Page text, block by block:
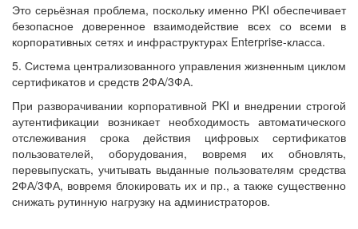
Это серьёзная проблема, поскольку именно PKI обеспечивает
безопасное доверенное взаимодействие всех со всеми в
корпоративных сетях и инфраструктурах Enterprise-класса.
5. Система централизованного управления жизненным циклом
сертификатов и средств 2ФА/3ФА.
При разворачивании корпоративной PKI и внедрении строгой
аутентификации возникает необходимость автоматического
отслеживания срока действия цифровых сертификатов
пользователей, оборудования, вовремя их обновлять,
перевыпускать, учитывать выданные пользователям средства
2ФА/3ФА, вовремя блокировать их и пр., а также существенно
снижать рутинную нагрузку на администраторов.